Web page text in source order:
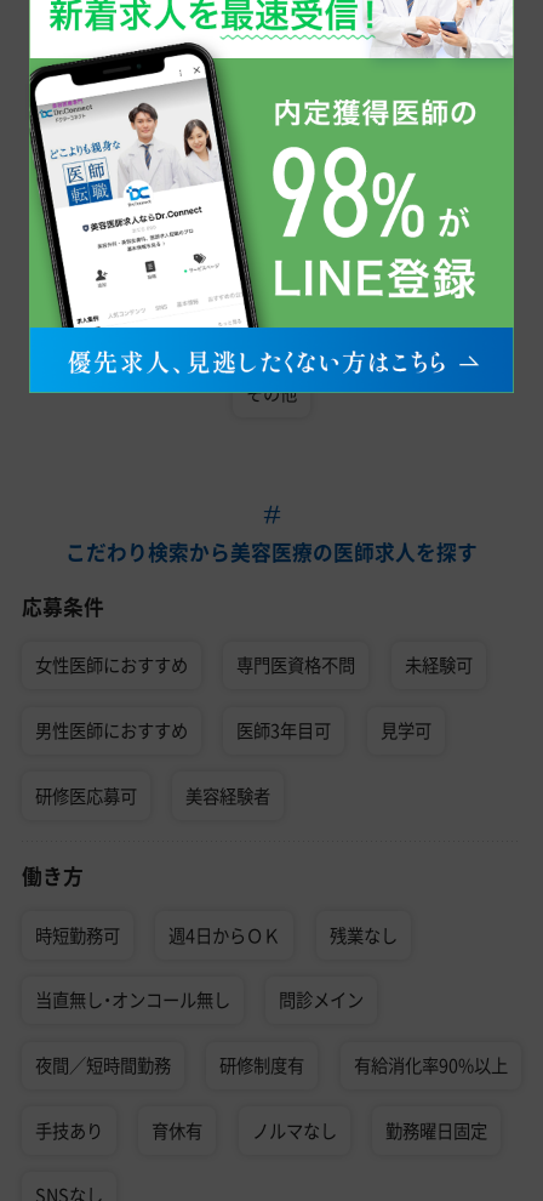
中部
新潟県 石川県 福井県 長野県 岐阜県
静岡県 愛知県
同じ科目で美容医療の医師求人を探す
その他
こだわり検索から美容医療の医師求人を探す
応募条件
女性医師におすすめ 専門医資格不問 未経験可
男性医師におすすめ 医師3年目可 見学可
研修医応募可 美容経験者
働き方
時短勤務可 週4日からＯＫ 残業なし
当直無し・オンコール無し 問診メイン
夜間／短時間勤務 研修制度有 有給消化率90%以上
手技あり 育休有 ノルマなし 勤務曜日固定
SNSなし